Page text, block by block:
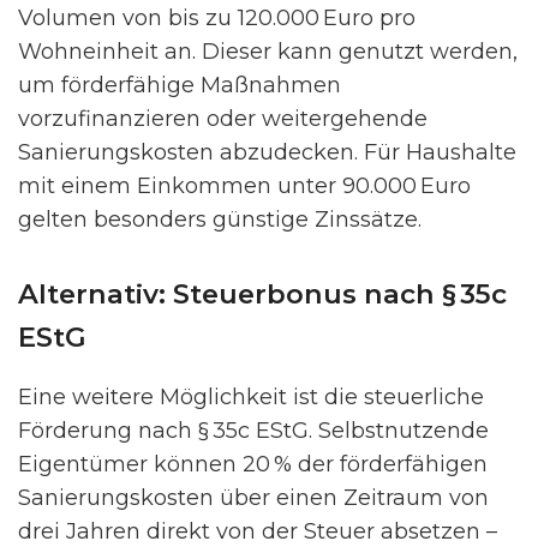
Volumen von bis zu 120.000 Euro pro
Wohneinheit an. Dieser kann genutzt werden,
um förderfähige Maßnahmen
vorzufinanzieren oder weitergehende
Sanierungskosten abzudecken. Für Haushalte
mit einem Einkommen unter 90.000 Euro
gelten besonders günstige Zinssätze.
Alternativ: Steuerbonus nach § 35c
EStG
Eine weitere Möglichkeit ist die steuerliche
Förderung nach § 35c EStG. Selbstnutzende
Eigentümer können 20 % der förderfähigen
Sanierungskosten über einen Zeitraum von
drei Jahren direkt von der Steuer absetzen –